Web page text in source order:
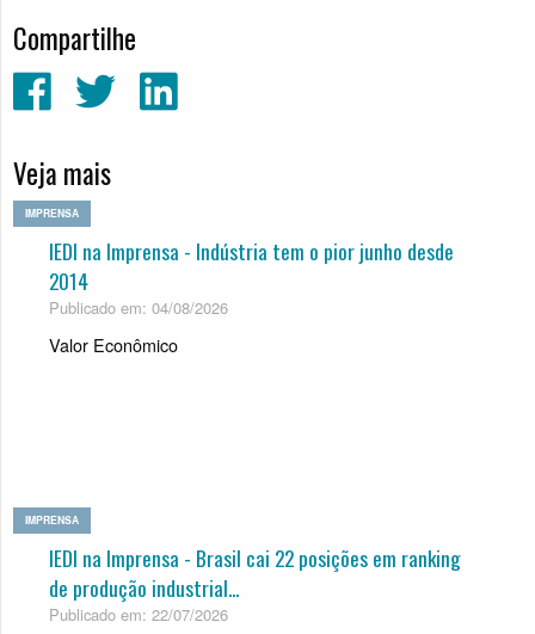
Compartilhe
Veja mais
IMPRENSA
IEDI na Imprensa - Indústria tem o pior junho desde
2014
Publicado em: 04/08/2026
Valor Econômico
IMPRENSA
IEDI na Imprensa - Brasil cai 22 posições em ranking
de produção industrial...
Publicado em: 22/07/2026